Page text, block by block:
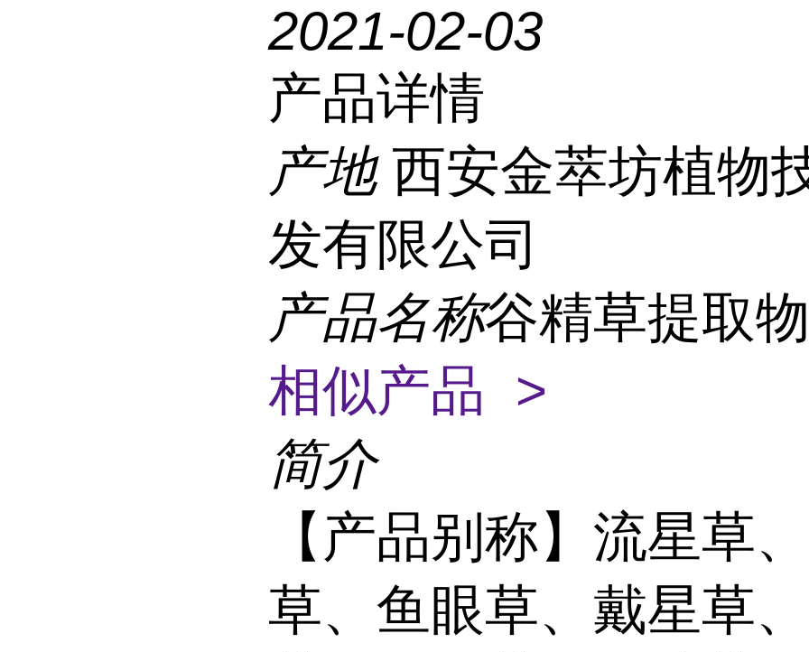
2021-02-03
产品详情
产地 西安金萃坊植物
发有限公司
产品名称谷精草提取
相似产品 >
简介
【产品别称】流星草
草、鱼眼草、戴星草